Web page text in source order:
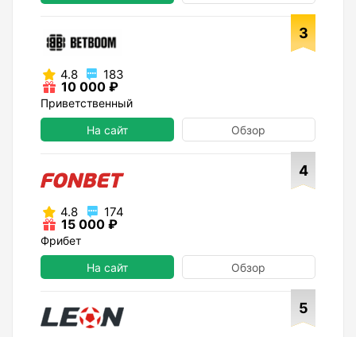
3
4.8 183
10 000 ₽
Приветственный
На сайт
Обзор
4
4.8 174
15 000 ₽
Фрибет
На сайт
Обзор
5